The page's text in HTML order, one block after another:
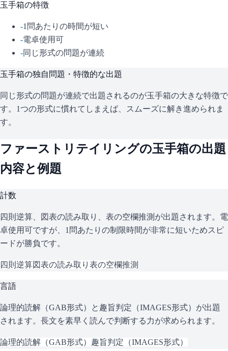
玉手箱の特徴
-1問あたりの時間が短い
-電卓使用可
-同じ形式の問題が連続
玉手箱の独自問題・特徴的な出題
同じ形式の問題が連続で出題されるのが玉手箱の大きな特徴で
す。1つの形式に慣れてしまえば、スムーズに解き進められま
す。
ファーストリテイリングの玉手箱の出題
内容と例題
計数
四則逆算、図表の読み取り、表の空欄推測が出題されます。電
卓使用可ですが、1問あたりの制限時間が非常に短いためスピ
ードが勝負です。
四則逆算図表の読み取り 表の空欄推測
言語
論理的読解（GAB形式）と趣旨判定（IMAGES形式）が出題
されます。長文を素早く読んで判断する力が求められます。
論理的読解（GAB形式） 趣旨判定（IMAGES形式）